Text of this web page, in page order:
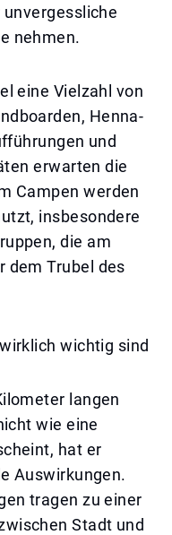
unvergessliche
nehmen.
eine Vielzahl von
Henna-
und
erwarten die
Campen werden
insbesondere
die am
dem Trubel des
wichtig sind
langen
wie eine
hat er
Auswirkungen.
tragen zu einer
Stadt und